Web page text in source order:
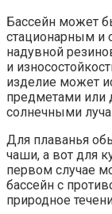
Бассейн может
стационарным и
надувной
и
изделие может
предметами или
солнечными
Для плаванья
чаши, а вот для
первом случае
бассейн с
природное